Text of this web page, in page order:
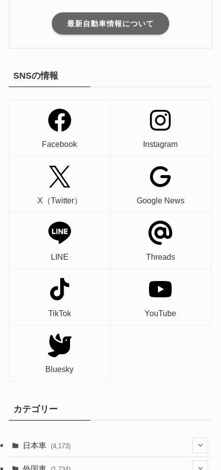
最新自動車情報について
SNSの情報
Facebook Instagram
X（Twitter） Google News
LINE Threads
TikTok YouTube
Bluesky
カテゴリー
日本車 (4,173)
(1,321)